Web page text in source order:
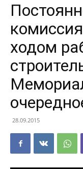
ходом
28.09.2015